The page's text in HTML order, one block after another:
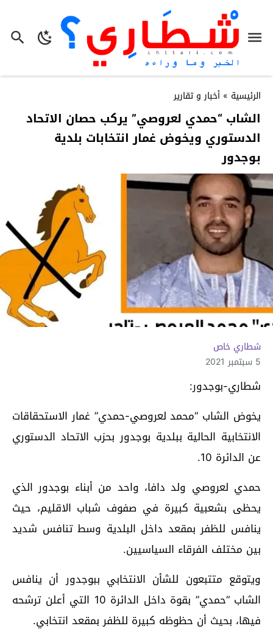
الرئيسية » أخبار و تقارير
الشاب “حمدي لعروصي” يركب حصان الاتحاد
الدستوري ويخوض غمار انتخابات بلدية
بوجدور
شطاري خاص
5 سبتمبر 2021
شطاري-بوجدور:
يخوض الشاب “محمد لعروصي-حمدي” غمار الاستحقاقات
الانتخابية الحالية ببلدية بوجدور بحزب الاتحاد الدستوري
عن الدائرة 10.
حمدي لعروصي ولد دافا، واحد من أبناء بوجدور الذي
يحظى بشعبية كبيرة في صفوف شباب الاقليم، حيث
ينافس للظفر بمقعد داخل البلدية وسط تنافس شديد
بين مختلف الفرقاء السياسيين.
ويتوقع متتبعون للشأن الانتخابي ببوجدور أن ينافس
الشاب “حمدي” بقوة داخل الدائرة 10 التي أعلن ترشحه
فيها، بحيث أن حظوظه كبيرة للظفر بمقعد انتخابي.